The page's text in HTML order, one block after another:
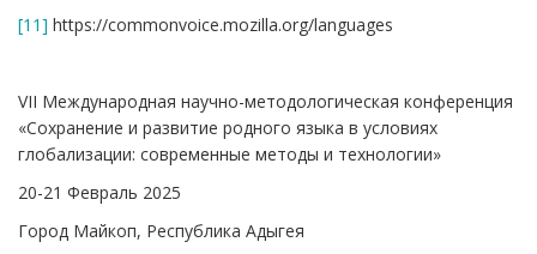
[11] https://commonvoice.mozilla.org/languages
VII Международная научно-методологическая конференция
«Сохранение и развитие родного языка в условиях
глобализации: современные методы и технологии»
20-21 Февраль 2025
Город Майкоп, Республика Адыгея